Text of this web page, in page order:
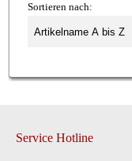
Sortieren nach:
Service Hotline